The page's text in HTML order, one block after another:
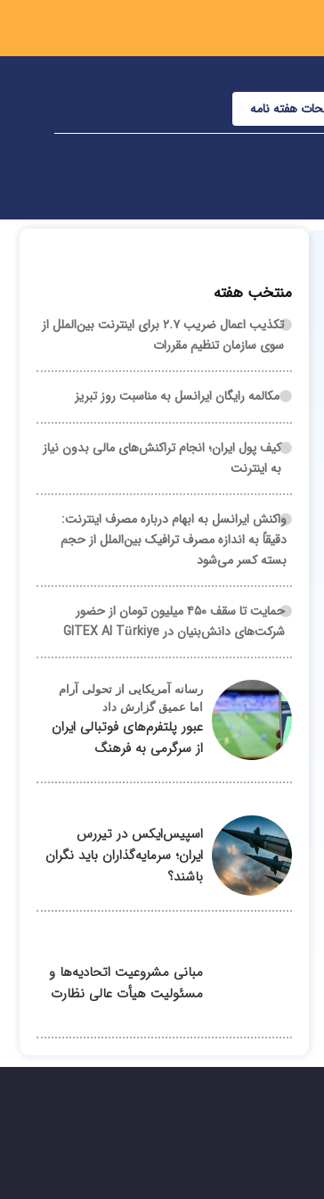
هفته نامه
منتخب هفته
تکذیب اعمال ضریب ۲.۷ برای اینترنت بین‌الملل از
سوی سازمان تنظیم مقررات
مکالمه رایگان ایرانسل به مناسبت روز تبریز
کیف پول ایران؛ انجام تراکنش‌های مالی بدون نیاز
به اینترنت
واکنش ایرانسل به ابهام درباره مصرف اینترنت:
دقیقاً به اندازه مصرف ترافیک بین‌الملل از حجم
بسته کسر می‌شود
حمایت تا سقف ۴۵۰ میلیون تومان از حضور
شرکت‌های دانش‌بنیان در GITEX AI Türkiye
رسانه آمریکایی از تحولی آرام
اما عمیق گزارش داد
عبور پلتفرم‌های فوتبالی ایران
از سرگرمی به فرهنگ
اسپیس‌ایکس در تیررس
ایران؛ سرمایه‌گذاران باید نگران
باشند؟
مبانی مشروعیت اتحادیه‌ها و
مسئولیت هیأت عالی نظارت